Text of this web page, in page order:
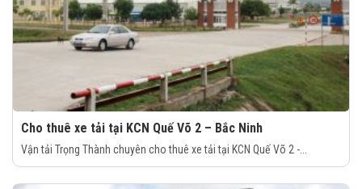
Cho thuê xe tải tại KCN Quế Võ 2 – Bắc Ninh
Vận tải Trọng Thành chuyên cho thuê xe tải tại KCN Quế Võ 2 -...